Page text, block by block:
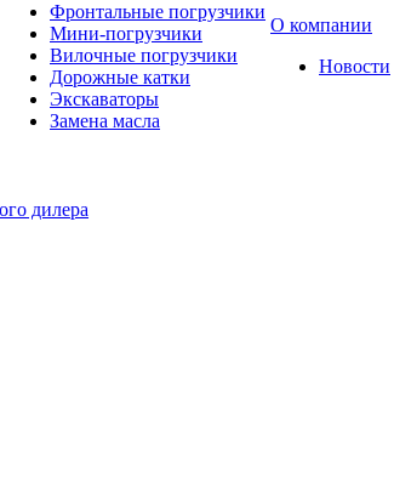
Фронтальные погрузчики
Мини-погрузчики
Вилочные погрузчики
Дорожные катки
Экскаваторы
Замена масла
О компании
Новости